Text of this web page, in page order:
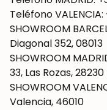
Teléfono
SHOWROOM
Diagonal 352, 08013
SHOWROOM
33, Las Rozas, 28230
SHOWROOM
Valencia, 46010